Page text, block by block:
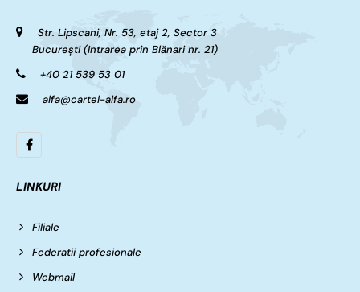
Str. Lipscani, Nr. 53, etaj 2, Sector 3
București (Intrarea prin Blănari nr. 21)
+40 21 539 53 01
alfa@cartel-alfa.ro
LINKURI
Filiale
Federatii profesionale
Webmail